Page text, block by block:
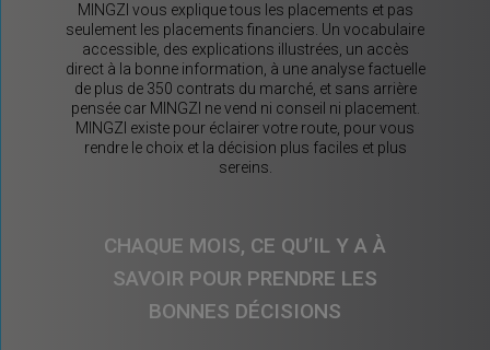
MINGZI vous explique tous les placements et pas
seulement les placements financiers. Un vocabulaire
accessible, des explications illustrées, un accès
direct à la bonne information, à une analyse factuelle
de plus de 350 contrats du marché, et sans arrière
pensée car MINGZI ne vend ni conseil ni placement.
MINGZI existe pour éclairer votre route, pour vous
rendre le choix et la décision plus faciles et plus
sereins.
CHAQUE MOIS, CE QU’IL Y A À
SAVOIR POUR PRENDRE LES
BONNES DÉCISIONS